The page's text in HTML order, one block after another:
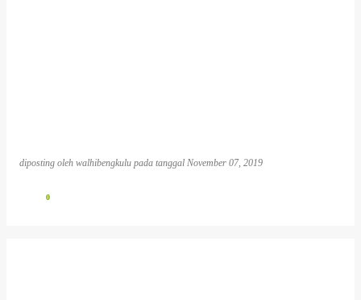
diposting oleh walhibengkulu pada tanggal November 07, 2019
0